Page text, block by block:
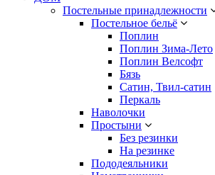
Постельные принадлежности
Постельное бельё
Поплин
Поплин Зима-Лето
Поплин Велсофт
Бязь
Сатин, Твил-сатин
Перкаль
Наволочки
Простыни
Без резинки
На резинке
Пододеяльники